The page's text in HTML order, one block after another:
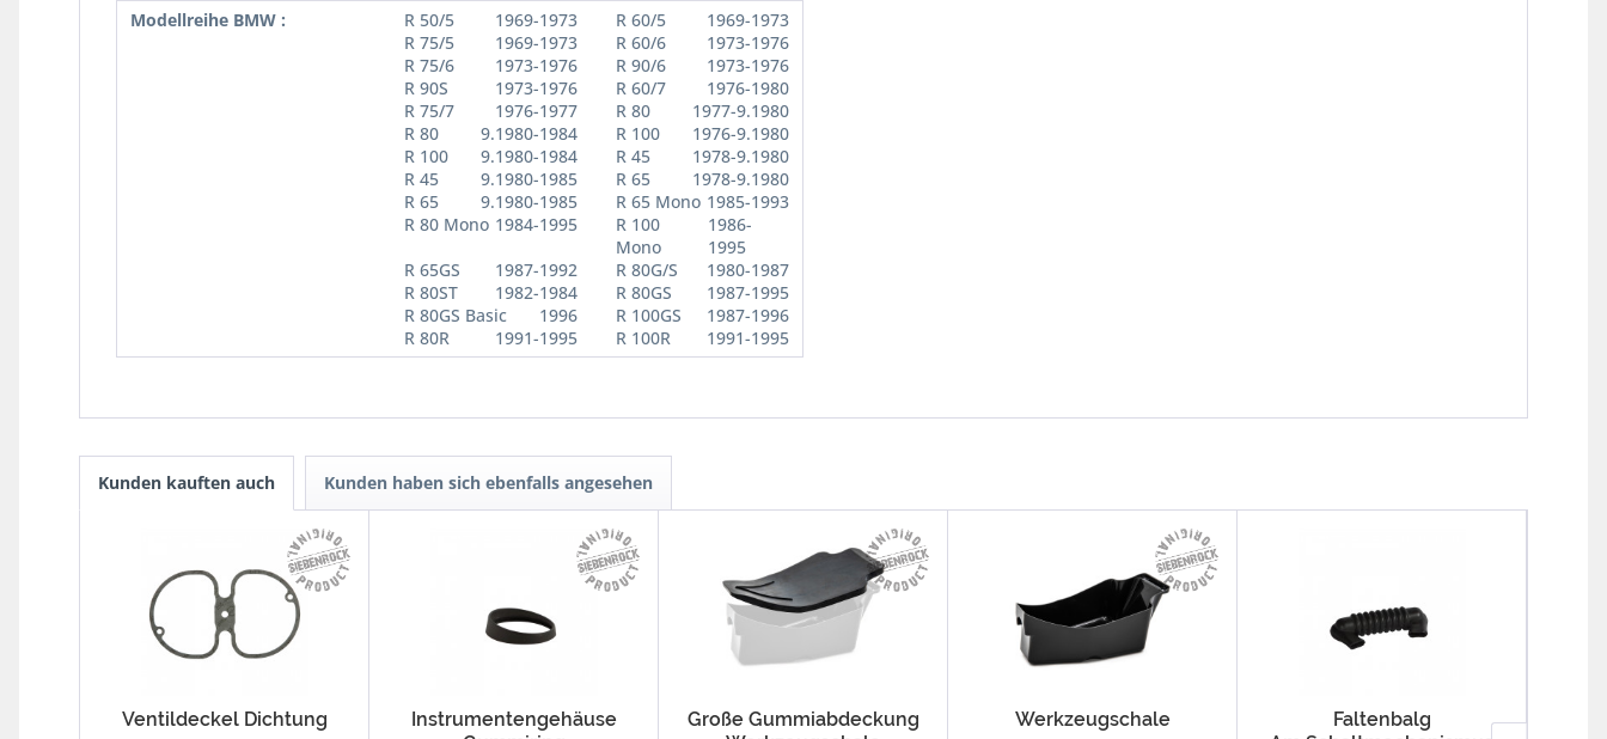
Modellreihe BMW : R 50/5 1969-1973 R 60/5
1969-1973
R 75/5
1969-1973 R 60/6
1973-1976
R 75/6
1973-1976 R 90/6
1973-1976
R 90S
1973-1976 R 60/7
1976-1980
R 75/7
1976-1977 R 80
1977-9.1980
R 80
9.1980-1984 R 100
1976-9.1980
R 100
9.1980-1984 R 45
1978-9.1980
R 45
9.1980-1985 R 65
1978-9.1980
R 65
9.1980-1985 R 65 Mono 1985-1993
R 80 Mono 1984-1995
R 100
Mono
1986-
1995
R 65GS
1987-1992 R 80G/S
1980-1987
R 80ST
1982-1984 R 80GS
1987-1995
R 80GS Basic
1996 R 100GS
1987-1996
R 80R
1991-1995 R 100R 1991-1995
Kunden kauften auch Kunden haben sich ebenfalls angesehen
Ventildeckel Dichtung
Instrumentengehäuse
Große Gummiabdeckung
Werkzeugschale
Faltenbalg